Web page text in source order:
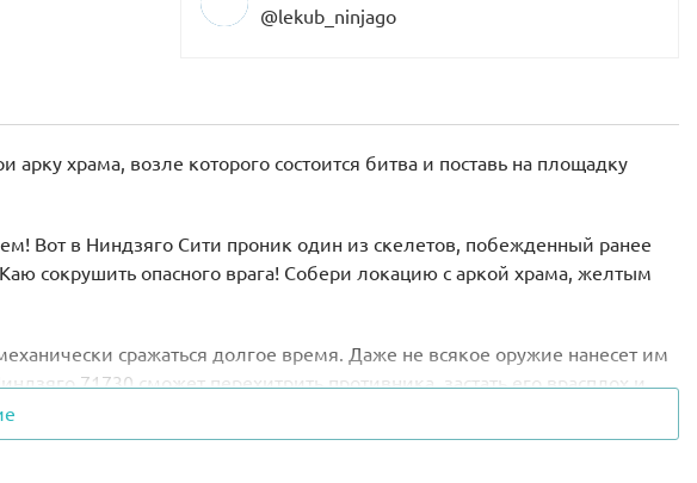
@lekub_ninjago
храма, возле которого состоится битва и поставь на площадку
Вот в Ниндзяго Сити проник один из скелетов, побежденный ранее
сокрушить опасного врага! Собери локацию с аркой храма, желтым
сражаться долгое время. Даже не всякое оружие нанесет им
71730 сможет перехитрить противника, застать его врасплох и